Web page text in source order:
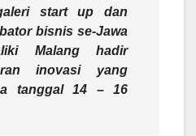
start up dan
bisnis se-Jawa
Malang hadir
inovasi yang
tanggal 14 – 16